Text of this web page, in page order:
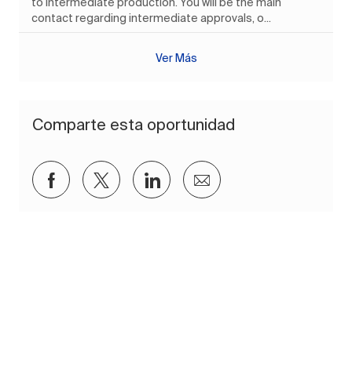
contact regarding intermediate approvals, o...
Ver Más
Comparte esta oportunidad
Compartir a través de Facebook
Compartir a través de twitter
Compartir a través de
Compartir por